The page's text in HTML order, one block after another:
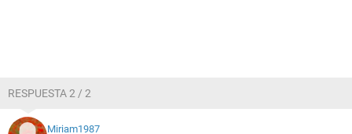
RESPUESTA 2 / 2
Miriam1987